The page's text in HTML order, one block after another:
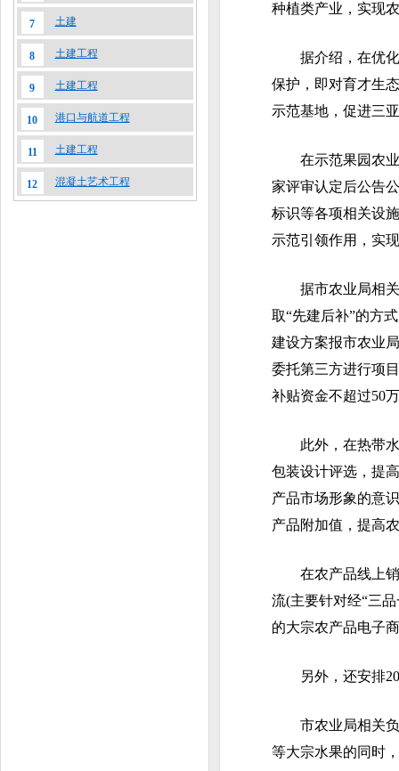
7 土建
8 土建工程
9 土建工程
10 港口与航道工程
11 土建工程
12 混凝土艺术工程
种植类产业，实现
据介绍，在优化
保护，即对育才生
示范基地，促进三
在示范果园农业
家评审认定后公告
标识等各项相关设
示范引领作用，实
据市农业局相关
取“先建后补”的方
建设方案报市农业
委托第三方进行项
补贴资金不超过50
此外，在热带水
包装设计评选，提
产品市场形象的意
产品附加值，提高
在农产品线上销
流(主要针对经“三
的大宗农产品电子
另外，还安排20
市农业局相关负
等大宗水果的同时